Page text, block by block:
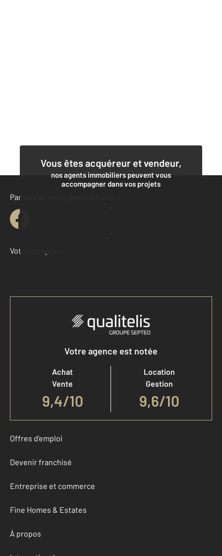
Vous êtes acquéreur et vendeur,
nos agents immobiliers peuvent vous
accompagner dans vos projets
Contacter l'agence
Demander une estimation
Parlons de vous, parlons biens
Votre compte :
Accéder à mon compte
Votre agence est notée
Achat
Vente
9,4/10
Location
Gestion
9,6/10
Offres d'emploi
Devenir franchisé
Entreprise et commerce
Fine Homes & Estates
À propos